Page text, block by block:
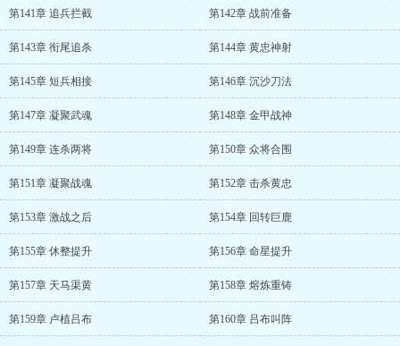
第141章 追兵拦截 第142章 战前准备
第143章 衔尾追杀 第144章 黄忠神射
第145章 短兵相接 第146章 沉沙刀法
第147章 凝聚武魂 第148章 金甲战神
第149章 连杀两将 第150章 众将合围
第151章 凝聚战魂 第152章 击杀黄忠
第153章 激战之后 第154章 回转巨鹿
第155章 休整提升 第156章 命星提升
第157章 天马渠黄 第158章 熔炼重铸
第159章 卢植吕布 第160章 吕布叫阵